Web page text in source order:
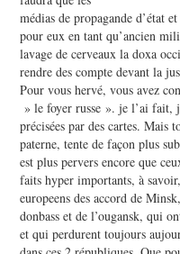
médias de propagande d’état
pour eux en tant qu’ancien
lavage de cerveaux la doxa
rendre des compte devant la
Pour vous hervé, vous avez
» le foyer russe ». je l’ai fait,
précisées par des cartes. Mais
paterne, tente de façon plus
est plus pervers encore que
faits hyper importants, à
europeens des accord de
donbass et de l’ougansk, qui
et qui perdurent toujours